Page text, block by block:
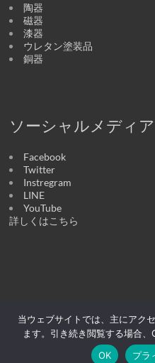
陶器
磁器
漆器
ウレタン塗装品
銅器
ソーシャルメディア
Facebook
Twitter
Instregram
LINE
YouTube
詳しくはこちら
Copyright © 2026醉器 | うつわの店
ThemeGrill.
うつわ オンライン
当ウェブサイトでは、主にアク
ます。引き続き閲覧する場合
OK
プラ